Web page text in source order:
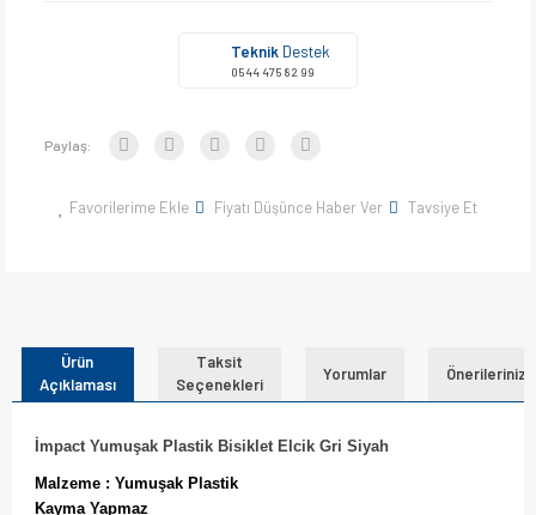
Teknik Destek
0544 475 82 99
Paylaş:
Favorilerime Ekle Fiyatı Düşünce Haber Ver Tavsiye Et
Ürün
Açıklaması
Taksit
Seçenekleri
Yorumlar Önerileriniz
İmpact Yumuşak Plastik Bisiklet Elcik Gri Siyah
Malzeme : Yumuşak Plastik
Kayma Yapmaz